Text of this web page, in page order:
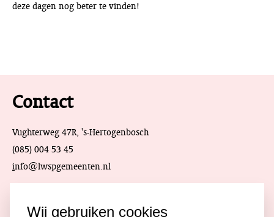
deze dagen nog beter te vinden!
Contact
Vughterweg 47R, 's-Hertogenbosch
(085) 004 53 45
info@lwspgemeenten.nl
Meld je aan voor de
Wij gebruiken cookies